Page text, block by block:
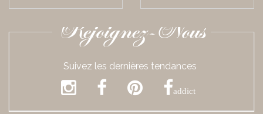
Rejoignez-Nous
Suivez les dernières tendances
addict